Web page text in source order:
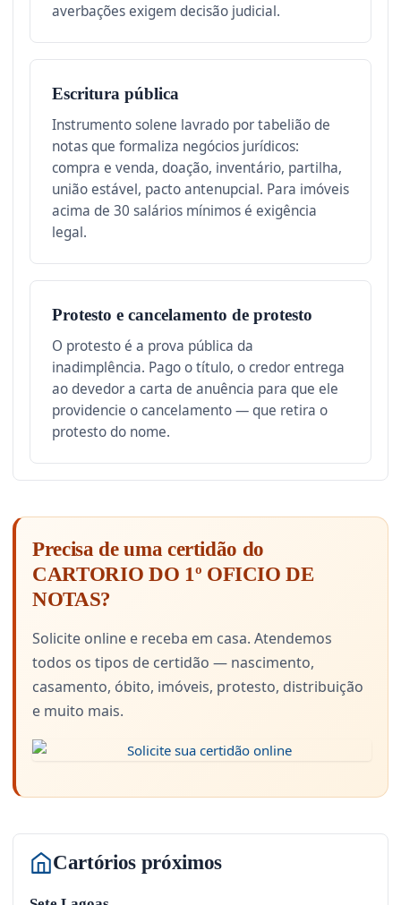
averbações exigem decisão judicial.
Escritura pública
Instrumento solene lavrado por tabelião de
notas que formaliza negócios jurídicos:
compra e venda, doação, inventário, partilha,
união estável, pacto antenupcial. Para imóveis
acima de 30 salários mínimos é exigência
legal.
Protesto e cancelamento de protesto
O protesto é a prova pública da
inadimplência. Pago o título, o credor entrega
ao devedor a carta de anuência para que ele
providencie o cancelamento — que retira o
protesto do nome.
Precisa de uma certidão do
CARTORIO DO 1º OFICIO DE
NOTAS?
Solicite online e receba em casa. Atendemos
todos os tipos de certidão — nascimento,
casamento, óbito, imóveis, protesto, distribuição
e muito mais.
Cartórios próximos